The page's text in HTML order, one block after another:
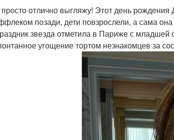
отлично выгляжу! Этот день
позади, дети повзрослели, а сама
звезда отметила в Париже с младшей
угощение тортом незнакомцев за